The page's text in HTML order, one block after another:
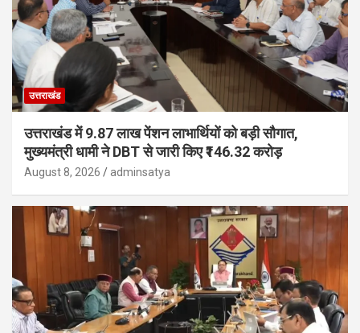
उत्तराखंड
उत्तराखंड में 9.87 लाख पेंशन लाभार्थियों को बड़ी सौगात,
मुख्यमंत्री धामी ने DBT से जारी किए ₹146.32 करोड़
August 8, 2026 adminsatya